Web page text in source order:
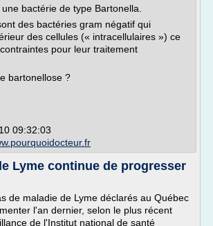
bactérie de type Bartonella.
des bactéries gram négatif qui
des cellules (« intracellulaires ») ce
pour leur traitement
bartonellose ?
09:32:03
Lyme continue de progresser
de maladie de Lyme déclarés au Québec
l'an dernier, selon le plus récent
de l'Institut national de santé